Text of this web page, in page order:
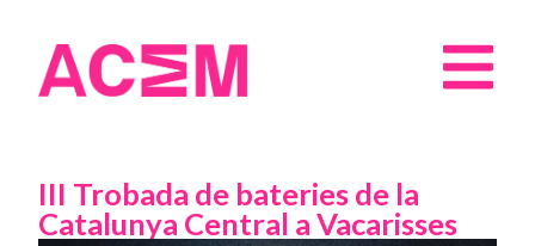
III Trobada de bateries de la
Catalunya Central a Vacarisses